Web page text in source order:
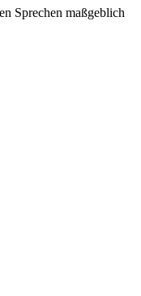
Sprechen maßgeblich